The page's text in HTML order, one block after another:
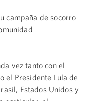
campaña de socorro
vez tanto con el
el Presidente Lula de
Estados Unidos y